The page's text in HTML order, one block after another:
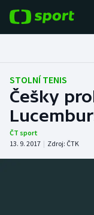
Fotbal
Hokej
Tenis
Atletika
STOLNÍ TENIS
Češky
ČT sport
13. 9. 2017 | Zdroj: ČTK